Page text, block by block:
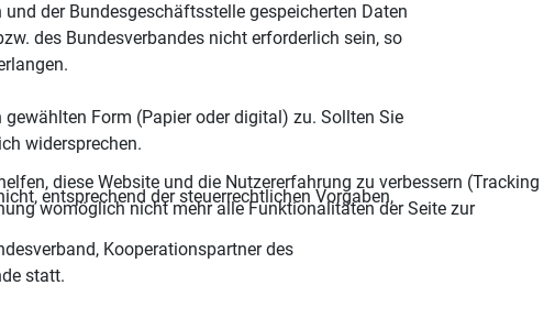
der Bundesgeschäftsstelle gespeicherten Daten
des Bundesverbandes nicht erforderlich sein, so
Form (Papier oder digital) zu. Sollten Sie
widersprechen.
entsprechend der steuerrechtlichen Vorgaben,
Kooperationspartner des
statt.
diese Website und die Nutzererfahrung zu verbessern (Tracking
womöglich nicht mehr alle Funktionalitäten der Seite zur